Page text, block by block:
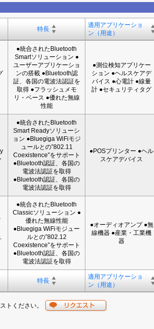
特長
適用アプリケーショ
ン（用途）
●統合されたBluetooth
Smartソリューション ●
ユーザーアプリケーショ
ンの搭載 ●Bluetooth認
証、各国の電波法認証を
取得 ●フラッシュメモ
リ・ベース ●優れた無線
性能
●測位検知アプリケー
ション ●ヘルスケアデ
バイス ●心電計 ●線量
計 ●セキュリティタグ
●統合されたBluetooth
Smart Readyソリューシ
ョン ●Bluegiga WiFiモジ
ュールとの”802.11
Coexistence”をサポート
●Bluetooth認証、各国の
電波法認証を取得
●Bluetooth認証、各国の
電波法認証を取得
●POSプリンター ●ヘル
スケアデバイス
●統合されたBluetooth
Classicソリューション ●
優れた無線性能
●Bluegiga WiFiモジュー
ルとの”802.12
Coexistence”をサポート
●Bluetooth認証、各国の
電波法認証を取得
●オーディオアンプ ●無
線機器 ●産業・工業機
器
特長
適用アプリケーショ
ン（用途）
トください。